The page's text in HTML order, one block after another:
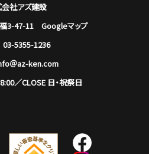
社アズ建設
3-47-11 Googleマップ
5355-1236
＠az-ken.com
／CLOSE 日・祝祭日